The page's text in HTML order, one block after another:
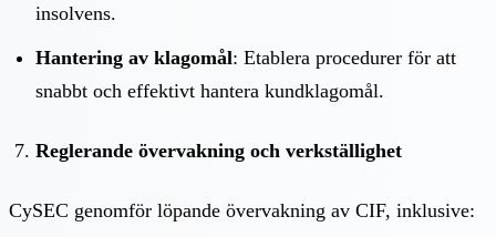
insolvens.
Hantering av klagomål: Etablera procedurer för att
snabbt och effektivt hantera kundklagomål.
Reglerande övervakning och verkställighet
CySEC genomför löpande övervakning av CIF, inklusive: